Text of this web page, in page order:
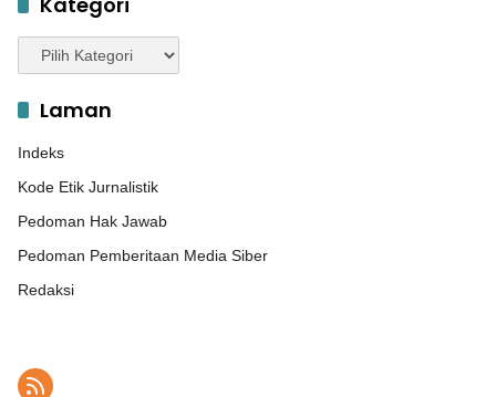
Kategori
Laman
Indeks
Kode Etik Jurnalistik
Pedoman Hak Jawab
Pedoman Pemberitaan Media Siber
Redaksi